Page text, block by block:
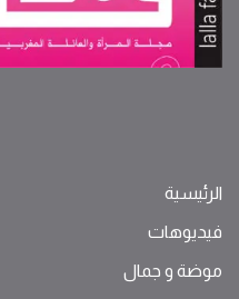
الرئيسية
فيديوهات
موضة ‫و‬ ‫‬‫جمال‬